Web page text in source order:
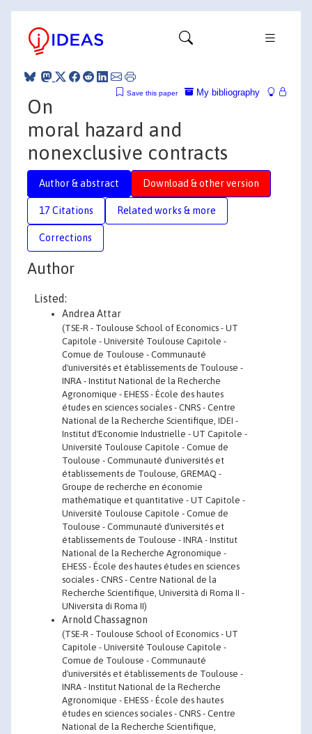
My bibliography
Save this paper
On
moral hazard and
nonexclusive contracts
Author & abstract Download & other version
17 Citations Related works & more
Corrections
Author
Listed:
Andrea Attar
(TSE-R - Toulouse School of Economics - UT
Capitole - Université Toulouse Capitole -
Comue de Toulouse - Communauté
d'universités et établissements de Toulouse -
INRA - Institut National de la Recherche
Agronomique - EHESS - École des hautes
études en sciences sociales - CNRS - Centre
National de la Recherche Scientifique, IDEI -
Institut d'Economie Industrielle - UT Capitole -
Université Toulouse Capitole - Comue de
Toulouse - Communauté d'universités et
établissements de Toulouse, GREMAQ -
Groupe de recherche en économie
mathématique et quantitative - UT Capitole -
Université Toulouse Capitole - Comue de
Toulouse - Communauté d'universités et
établissements de Toulouse - INRA - Institut
National de la Recherche Agronomique -
EHESS - École des hautes études en sciences
sociales - CNRS - Centre National de la
Recherche Scientifique, Università di Roma II -
UNiversita di Roma II)
Arnold Chassagnon
(TSE-R - Toulouse School of Economics - UT
Capitole - Université Toulouse Capitole -
Comue de Toulouse - Communauté
d'universités et établissements de Toulouse -
INRA - Institut National de la Recherche
Agronomique - EHESS - École des hautes
études en sciences sociales - CNRS - Centre
National de la Recherche Scientifique,